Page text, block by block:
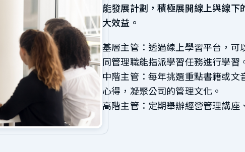
能發展計劃，積極展開線上與線
大效益。
基層主管：透過線上學習平台，可
同管理職能指派學習任務進行學習
中階主管：每年挑選重點書籍或
心得，凝聚公司的管理文化。
高階主管：定期舉辦經營管理講座